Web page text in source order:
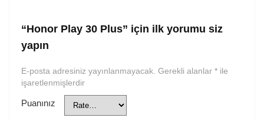
“Honor Play 30 Plus” için ilk yorumu siz
yapın
E-posta adresiniz yayınlanmayacak. Gerekli alanlar * ile
işaretlenmişlerdir
Puanınız